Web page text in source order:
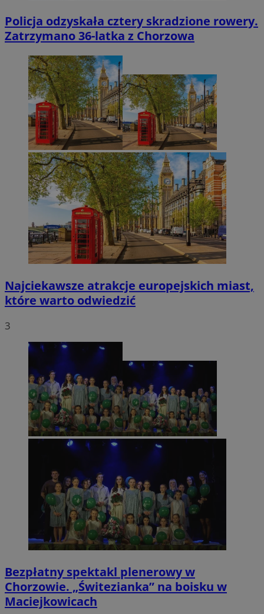
Policja odzyskała cztery skradzione rowery.
Zatrzymano 36-latka z Chorzowa
Najciekawsze atrakcje europejskich miast,
które warto odwiedzić
3
Bezpłatny spektakl plenerowy w
Chorzowie. „Świtezianka” na boisku w
Maciejkowicach